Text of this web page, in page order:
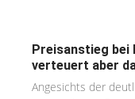
Preisanstieg bei
verteuert aber
Angesichts der